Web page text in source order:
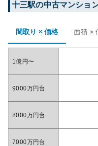
十三駅の中古マンショ
間取り × 価格 面積 ×
1億円〜
9000万円台
8000万円台
7000万円台